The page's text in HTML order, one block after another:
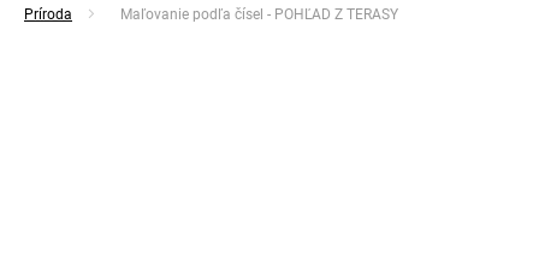
Príroda Maľovanie podľa čísel - POHĽAD Z TERASY